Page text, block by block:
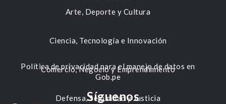
Arte, Deporte y Cultura
Ciencia, Tecnología e Innovación
Comercio, Negocio y Emprendimiento
Defensa, Seguridad y Justicia
Política de privacidad para el manejo de datos en
Gob.pe
Síguenos